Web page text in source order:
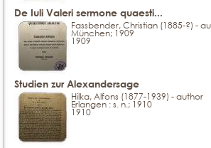
De Iuli Valeri sermone quaesti...
Fassbender, Christian (1885-?) -
München; 1909
1909
Studien zur Alexandersage
Hilka, Alfons (1877-1939) - author
Erlangen : s. n.; 1910
1910